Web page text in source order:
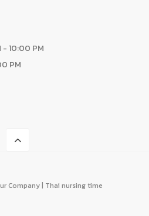
10:00 PM
PM
Company | Thai nursing time